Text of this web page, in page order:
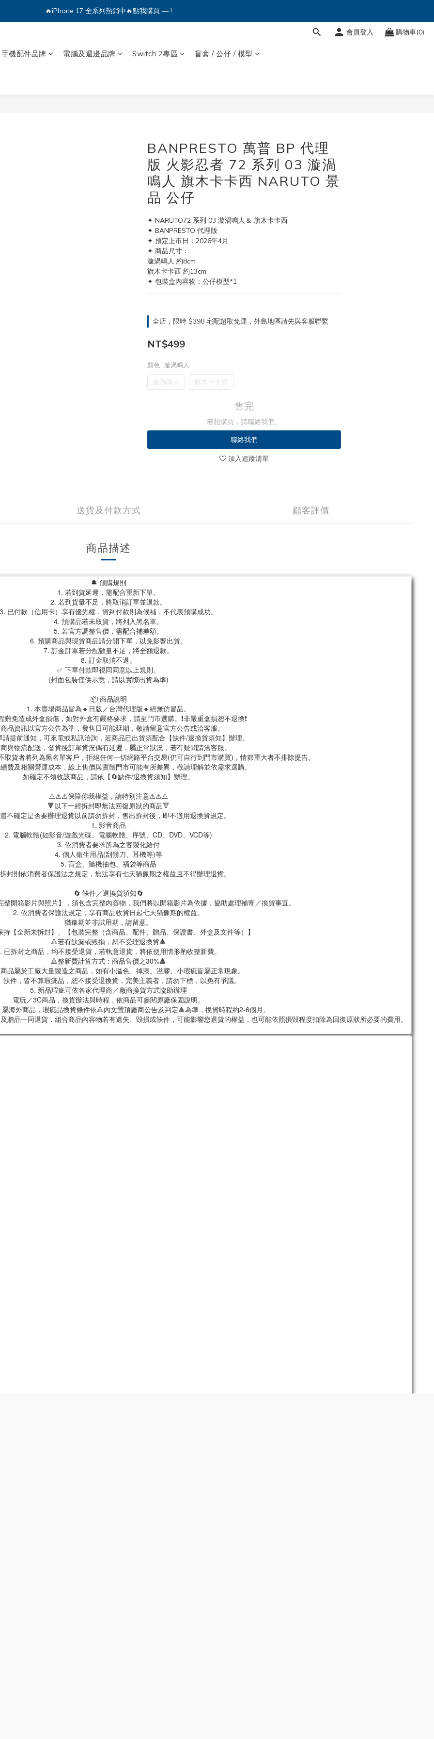
🔥iPhone 17 全系列熱銷中🔥點我購買 — !
🔥iPhone 17 全系列熱銷中🔥點我購買 — !
🔥iPhone 17 全系列熱銷中🔥點我購買 — !
會員登入 購物車(0)
手機配件品牌 電腦及週邊品牌 Switch 2專區 盲盒 / 公仔 / 模型
BANPRESTO 萬普 BP 代理
版 火影忍者 72 系列 03 漩渦
鳴人 旗木卡卡西 NARUTO 景
品 公仔
✦ NARUTO72 系列 03 漩渦鳴人＆ 旗木卡卡西
✦ BANPRESTO 代理版
✦ 預定上市日：2026年4月
✦ 商品尺寸：
漩渦鳴人 約8cm
旗木卡卡西 約13cm
✦ 包裝盒內容物：公仔模型*1
全店，限時 $398 宅配超取免運，外島地區請先與客服聯繫
NT$499
顏色 : 漩渦鳴人
漩渦鳴人 旗木卡卡西
售完
若想購買，請聯絡我們。
聯絡我們
加入追蹤清單
送貨及付款方式 顧客評價
商品描述
🔔 預購規則
1. 若到貨延遲，需配合重新下單。
2. 若到貨量不足，將取消訂單並退款。
3. 已付款（信用卡）享有優先權，貨到付款則為候補，不代表預購成功。
4. 預購品若未取貨，將列入黑名單。
5. 若官方調整售價，需配合補差額。
6. 預購商品與現貨商品請分開下單，以免影響出貨。
7. 訂金訂單若分配數量不足，將全額退款。
8. 訂金取消不退。
✅ 下單付款即視同同意以上規則。
(封面包裝僅供示意，請以實際出貨為準)
📦 商品說明
1. 本賣場商品皆為🔸日版／台灣代理版🔸絕無仿冒品。
難免造成外盒損傷，如對外盒有嚴格要求，請至門市選購。❗非嚴重盒損恕不退換❗
品資訊以官方公告為準，發售日可能延期，敬請留意官方公告或洽客服。
提前通知，可來電或私訊洽詢，若商品已出貨須配合【缺件/退換貨須知】辦理。
與物流配送，發貨後訂單貨況偶有延遲，屬正常狀況，若有疑問請洽客服。
貨者將列為黑名單客戶，拒絕任何一切網路平台交易(仍可自行到門市購買)，情節重大者不排除提告。
費及相關營運成本，線上售價與實體門市可能有所差異，敬請理解並依需求選購。
如確定不領收該商品，請依【🔄缺件/退換貨須知】辦理。
⚠️⚠️⚠️保障你我權益，請特別注意⚠️⚠️⚠️
🔻以下一經拆封即無法回復原狀的商品🔻
不確定是否要辦理退貨以前請勿拆封，售出拆封後，即不適用退換貨規定。
1. 影音商品
2. 電腦軟體(如影音/遊戲光碟、電腦軟體、序號、CD、DVD、VCD等)
3. 依消費者要求所為之客製化給付
4. 個人衛生用品(刮鬍刀、耳機等)等
5. 盲盒、隨機抽包、福袋等商品
封則依消費者保護法之規定，無法享有七天猶豫期之權益且不得辦理退貨。
🔄 缺件／退換貨須知🔄
開箱影片與照片】，須包含完整內容物，我們將以開箱影片為依據，協助處理補寄／換貨事宜。
2. 依消費者保護法規定，享有商品收貨日起七天猶豫期的權益。
猶豫期並非試用期，請留意。
持【全新未拆封】、【包裝完整（含商品、配件、贈品、保證書、外盒及文件等）】
🔺若有缺漏或毀損，恕不受理退換貨🔺
已拆封之商品，均不接受退貨，若執意退貨，將依使用情形酌收整新費。
🔺整新費計算方式：商品售價之30%🔺
品屬於工廠大量製造之商品，如有小溢色、掉漆、溢膠、小瑕疵皆屬正常現象。
缺件，皆不算瑕疵品，恕不接受退換貨，完美主義者，請勿下標，以免有爭議。
5. 新品瑕疵可依各家代理商／廠商換貨方式協助辦理
電玩／3C商品，換貨辦法與時程，依商品可參閱原廠保固說明。
海外商品，瑕疵品換貨條件依🔺內文置頂廠商公告及判定🔺為準，換貨時程約2-6個月。
品一同退貨，組合商品內容物若有遺失、毀損或缺件，可能影響您退貨的權益，也可能依照損毀程度扣除為回復原狀所必要的費用。